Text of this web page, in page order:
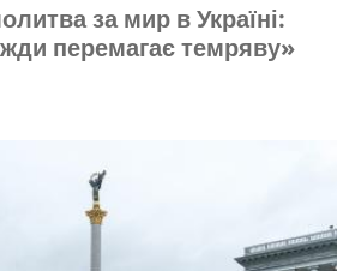
за мир в Україні:
перемагає темряву»